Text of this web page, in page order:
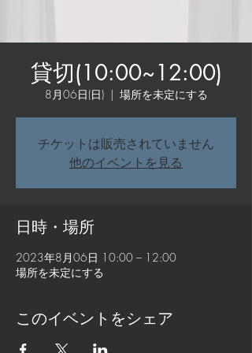
貸切(10:00~12:00)
8月06日(日)
  |
場所を未定にする
チケットは販売されていません
他のイベントを見る
日時・場所
2023年8月06日 10:00 – 12:00
場所を未定にする
このイベントをシェア